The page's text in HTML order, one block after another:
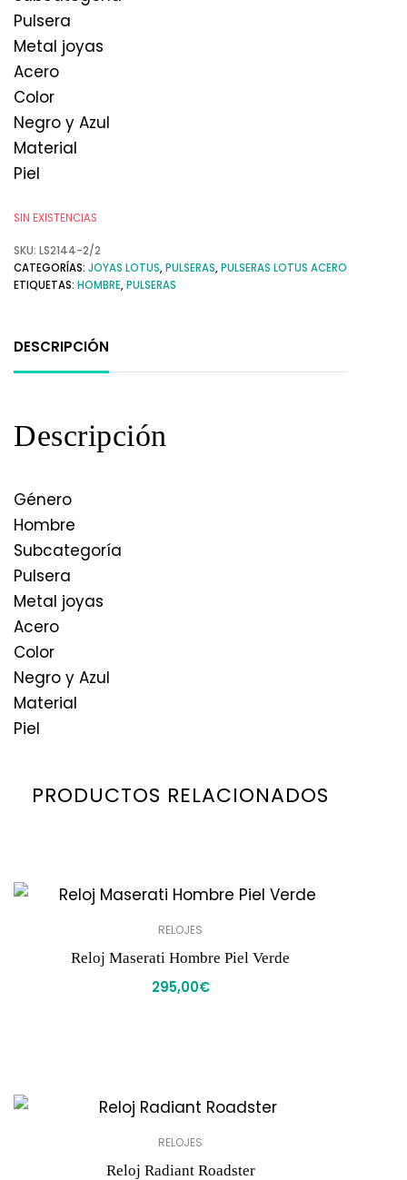
Pulsera
Metal joyas
Acero
Color
Negro y Azul
Material
Piel
SIN EXISTENCIAS
SKU: LS2144-2/2
CATEGORÍAS: JOYAS LOTUS,PULSERAS,PULSERAS LOTUS ACERO
ETIQUETAS: HOMBRE,PULSERAS
DESCRIPCIÓN
Descripción
Género
Hombre
Subcategoría
Pulsera
Metal joyas
Acero
Color
Negro y Azul
Material
Piel
PRODUCTOS RELACIONADOS
RELOJES
Reloj Maserati Hombre Piel Verde
295,00€
RELOJES
Reloj Radiant Roadster